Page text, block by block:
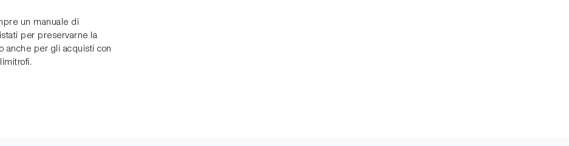
un manuale di
per preservarne la
anche per gli acquisti con